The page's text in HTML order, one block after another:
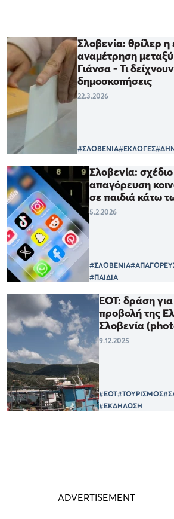
Σλοβενία: θρίλερ η
αναμέτρηση
Γιάνσα - Τι
δημοσκοπήσεις
22.3.2026
#ΣΛΟΒΕΝΙΑ#ΕΚΛΟΓΕΣ
Σλοβενία:
απαγόρευση
σε παιδιά κάτω
5.2.2026
#ΣΛΟΒΕΝΙΑ
#ΠΑΙΔΙΑ
ΕΟΤ: δράση για
προβολή της
Σλοβενία
9.12.2025
#ΕΟΤ#ΤΟΥΡΙΣΜΟΣ
#ΕΚΔΗΛΩΣΗ